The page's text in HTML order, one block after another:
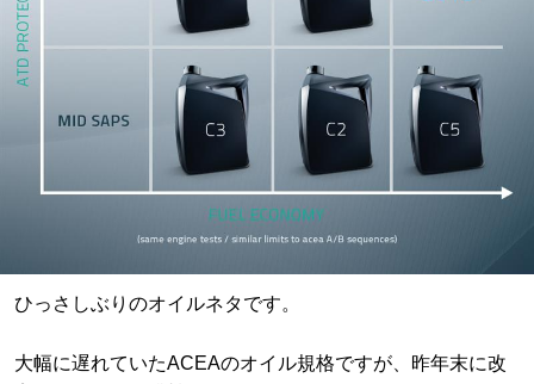
ひっさしぶりのオイルネタです。
大幅に遅れていたACEAのオイル規格ですが、昨年末に改